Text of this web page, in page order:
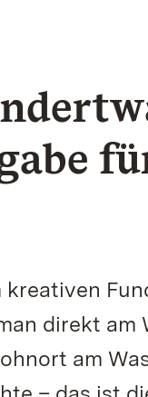
kreativen
direkt am
am